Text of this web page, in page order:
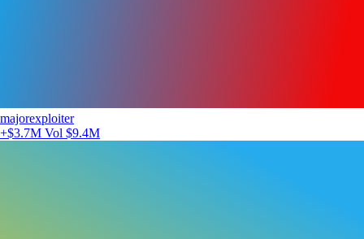
majorexploiter
+$3.7M Vol $9.4M